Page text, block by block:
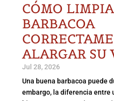
CÓMO
BARBACOA
ALARGAR
Jul 28, 2026
Una buena barbacoa puede
embargo, la diferencia entre